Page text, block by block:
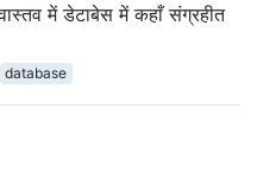
में डेटाबेस में कहाँ संग्रहीत
database